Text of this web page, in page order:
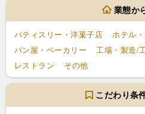
業態か
パティスリー・洋菓子店 ホテル
パン屋・ベーカリー
工場・製造/
レストラン
その他
こだわり条